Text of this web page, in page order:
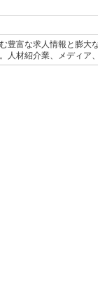
豊富な求人情報と膨大
人材紹介業、メディア